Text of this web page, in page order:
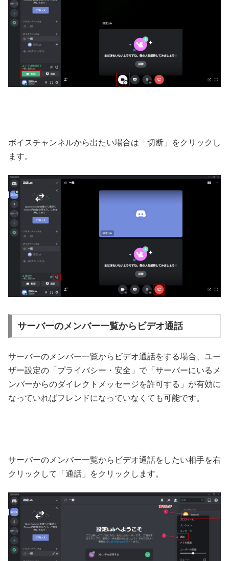
ボイスチャンネルから出たい場合は「切断」をクリックし
ます。
サーバーのメンバー一覧からビデオ通話
サーバーのメンバー一覧からビデオ通話をする場合、ユー
ザー設定の「プライバシー・安全」で「サーバーにいるメ
ンバーからのダイレクトメッセージを許可する」が有効に
なっていればフレンドになっていなくても可能です。
サーバーのメンバー一覧からビデオ通話をしたい相手を右
クリックして「通話」をクリックします。